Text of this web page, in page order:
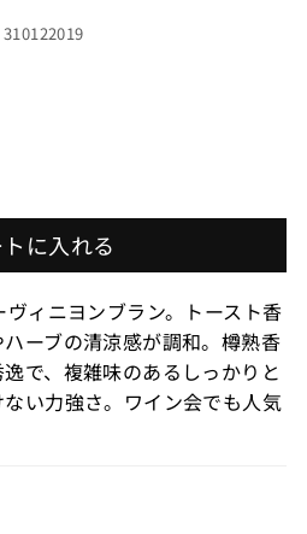
310122019
に入れる
ィニヨンブラン。トースト香
ーブの清涼感が調和。樽熟香
で、複雑味のあるしっかりと
い力強さ。ワイン会でも人気